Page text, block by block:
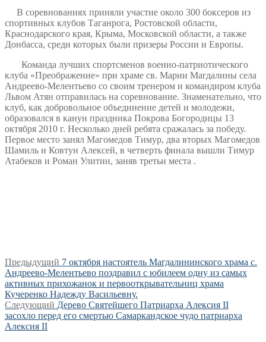
В соревнованиях приняли участие около 300 боксеров из
спортивных клубов Таганрога, Ростовской области,
Краснодарского края, Крыма, Московской области, а также
Донбасса, среди которых были призеры России и Европы.
Команда лучших спортсменов военно-патриотического
клуба «Преображение» при храме св. Марии Магдалины села
Андреево-Мелентьево со своим тренером и командиром клуба
Львом Атян отправилась на соревнование. Знаменательно, что
клуб, как добровольное объединение детей и молодежи,
образовался в канун праздника Покрова Богородицы 13
октября 2010 г. Несколько дней ребята сражалась за победу.
Первое место занял Магомедов Тимур, два вторых Магомедов
Шамиль и Ковтун Алексей, в четверть финала вышли Тимур
Атабеков и Роман Улитин, заняв третьи места .
Навигация
по
записям
Предыдущий Предыдущая
запись:
7 октября настоятель Магдалининского храма с.
Андреево-Мелентьево поздравил с юбилеем одну из самых
активных прихожанок и первооткрывательниц храма
Кучеренко Надежду Васильевну.
Следующий Следующая
запись:
Дерево Святейшего Патриарха Алексия II
засохло перед его смертью Самаркандское чудо патриарха
Алексия II